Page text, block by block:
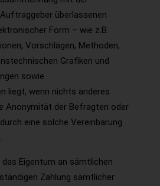
überlassenen
Form – wie z.B.
Vorschlägen, Methoden,
Grafiken und
sowie
liegt, wenn nichts anderes
Anonymität der Befragten oder
eine solche Vereinbarung
Eigentum an sämtlichen
Zahlung sämtlicher